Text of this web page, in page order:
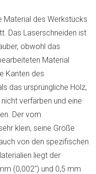
Material des Werkstücks
Das Laserschneiden ist
obwohl das
Material
Kanten des
das ursprüngliche Holz,
verfärben und eine
Der vom
klein, seine Größe
von den spezifischen
liegt der
(0,002″) und 0,5 mm